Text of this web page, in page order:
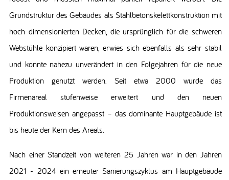
Grundstruktur des Gebäudes als Stahlbetonskelettkonstruktion mit
hoch dimensionierten Decken, die ursprünglich für die schweren
Webstühle konzipiert waren, erwies sich ebenfalls als sehr stabil
und konnte nahezu unverändert in den Folgejahren für die neue
Produktion genutzt werden. Seit etwa 2000 wurde das
Firmenareal stufenweise erweitert und den neuen
Produktionsweisen angepasst – das dominante Hauptgebäude ist
bis heute der Kern des Areals.
Nach einer Standzeit von weiteren 25 Jahren war in den Jahren
2021 - 2024 ein erneuter Sanierungszyklus am Hauptgebäude